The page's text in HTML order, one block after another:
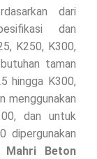
dari
dan
K250, K300,
taman
hingga K300,
menggunakan
dan untuk
dipergunakan
Mahri Beton